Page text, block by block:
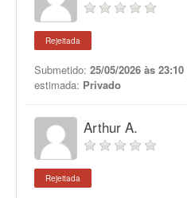
Rejeitada
Submetido: 25/05/2026 às 23:10
estimada: Privado
Arthur A.
Rejeitada